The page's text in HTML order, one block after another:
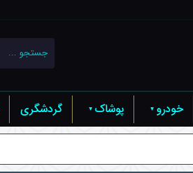
خودرو پوشاک گردشگری